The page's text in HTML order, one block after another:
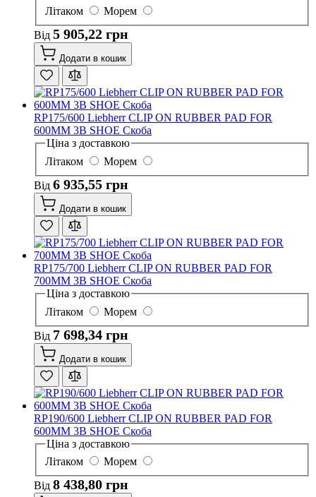
Літаком
Морем
Від 5 905,22 грн
Додати в кошик
RP175/600 Liebherr CLIP ON RUBBER PAD FOR
600MM 3B SHOE Скоба
Ціна з доставкою
Літаком
Морем
Від 6 935,55 грн
Додати в кошик
RP175/700 Liebherr CLIP ON RUBBER PAD FOR
700MM 3B SHOE Скоба
Ціна з доставкою
Літаком
Морем
Від 7 698,34 грн
Додати в кошик
RP190/600 Liebherr CLIP ON RUBBER PAD FOR
600MM 3B SHOE Скоба
Ціна з доставкою
Літаком
Морем
Від 8 438,80 грн